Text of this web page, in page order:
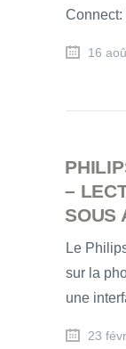
Connect:
16
–
SOUS
Le
sur la
une
23